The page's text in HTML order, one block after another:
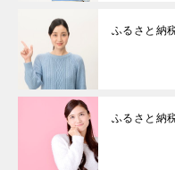
ふるさと納
ふるさと納